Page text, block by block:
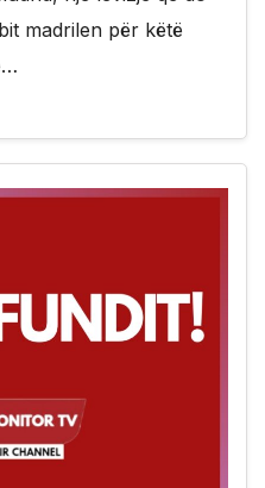
madrilen për këtë